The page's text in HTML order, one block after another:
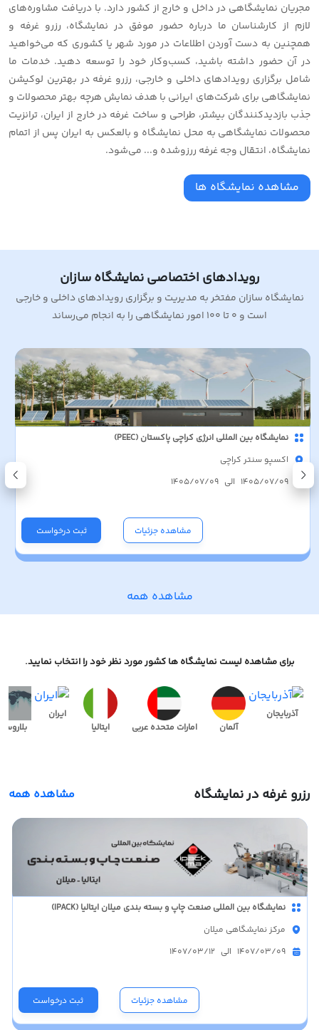
مجریان نمایشگاهی در داخل و خارج از کشور دارد. با دریافت مشاوره‌های
لازم از کارشناسان ما درباره حضور موفق در نمایشگاه، رزرو غرفه و
همچنین به دست آوردن اطلاعات در مورد شهر یا کشوری که می‌خواهید
در آن حضور داشته باشید، کسب‌وکار خود را توسعه دهید. خدمات ما
شامل برگزاری رویدادهای داخلی و خارجی، رزرو غرفه در بهترین لوکیشن
نمایشگاهی برای شرکت‌های ایرانی با هدف نمایش هرچه بهتر محصولات و
جذب بازدیدکنندگان بیشتر، طراحی و ساخت غرفه در خارج از ایران، ترانزیت
محصولات نمایشگاهی به محل نمایشگاه و بالعکس به ایران پس از اتمام
نمایشگاه، انتقال وجه غرفه ررزوشده و... می‌شود.
مشاهده نمایشگاه ها
رویدادهای اختصاصی نمایشگاه سازان
نمایشگاه سازان مفتخر به مدیریت و برگزاری رویدادهای داخلی و خارجی
است و 0 تا 100 امور نمایشگاهی را به انجام می‌رساند
نمایشگاه بین المللی انرژی کراچی پاکستان (PEEC)
اکسپو سنتر کراچی
1405/07/09 الی 1405/07/09
ثبت درخواست مشاهده جزئیات
مشاهده همه
برای مشاهده لیست نمایشگاه ها کشور مورد نظر خود را انتخاب نمایید.
آذربایجان
آلمان
امارات متحده عربی ایتالیا
ایران
بلاروس
رزرو غرفه در نمایشگاه مشاهده همه
نمایشگاه بین المللی صنعت چاپ و بسته بندی میلان ایتالیا (IPACK)
مرکز نمایشگاهی میلان
1407/03/09 الی 1407/03/12
ثبت درخواست مشاهده جزئیات